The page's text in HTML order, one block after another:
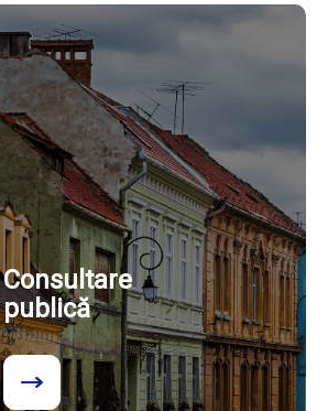
Consultare
publică